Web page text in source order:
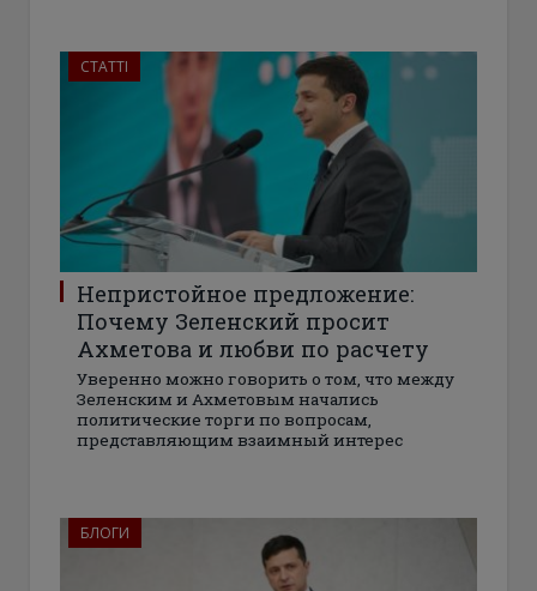
СТАТТІ
Непристойное предложение:
Почему Зеленский просит
Ахметова и любви по расчету
Уверенно можно говорить о том, что между
Зеленским и Ахметовым начались
политические торги по вопросам,
представляющим взаимный интерес
БЛОГИ